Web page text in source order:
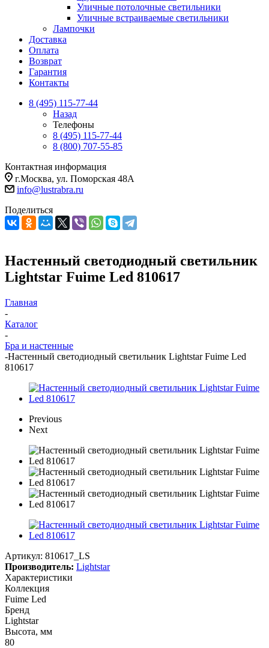
Уличные потолочные светильники
Уличные встраиваемые светильники
Лампочки
Доставка
Оплата
Возврат
Гарантия
Контакты
8 (495) 115-77-44
Назад
Телефоны
8 (495) 115-77-44
8 (800) 707-55-85
Контактная информация
г.Москва, ул. Поморская 48А
info@lustrabra.ru
Поделиться
Настенный светодиодный светильник
Lightstar Fuime Led 810617
Главная
-
Каталог
-
Бра и настенные
-Настенный светодиодный светильник Lightstar Fuime Led
810617
Previous
Next
Артикул: 810617_LS
Производитель: Lightstar
Характеристики
Коллекция
Fuime Led
Бренд
Lightstar
Высота, мм
80